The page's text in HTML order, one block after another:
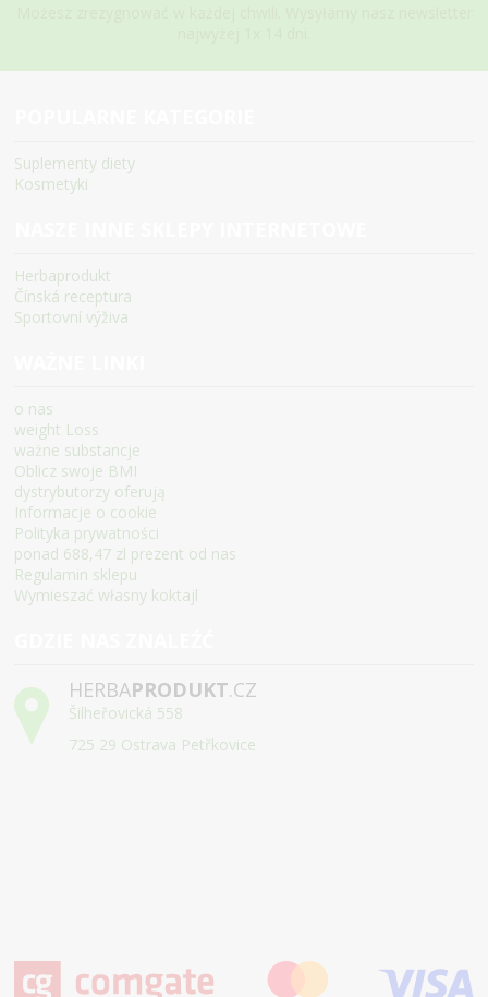
Suplementy diety
Kosmetyki
Herbaprodukt
Čínská receptura
Sportovní výživa
o nas
weight Loss
ważne substancje
Oblicz swoje BMI
dystrybutorzy oferują
Informacje o cookie
Polityka prywatności
ponad 688,47 zl prezent od nas
Regulamin sklepu
Wymieszać własny koktajl
HERBAPRODUKT.CZ
Šilheřovická 558
725 29 Ostrava Petřkovice